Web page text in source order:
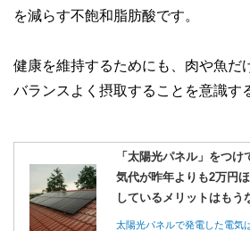
を減らす不飽和脂肪酸です。
健康を維持するためにも、肉や魚だ
バランスよく摂取することを意識す
「太陽光パネル」をつ
気代が昨年よりも2万円
しているメリットはもう
太陽光パネルで発電した電気